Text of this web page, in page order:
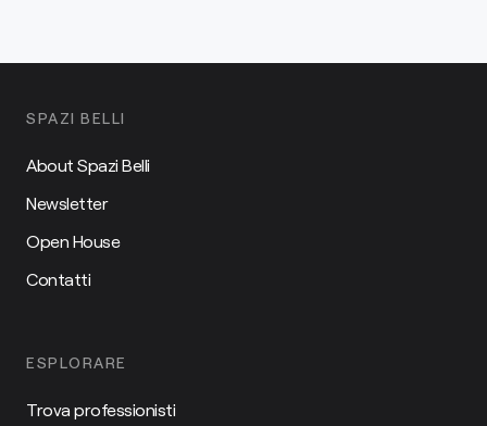
SPAZI BELLI
About Spazi Belli
Newsletter
Open House
Contatti
ESPLORARE
Trova professionisti